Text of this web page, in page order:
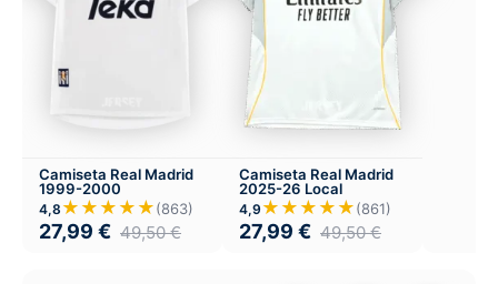
Camiseta Real Madrid
1999-2000
4,8 ★★★★★(863)
27,99 € 49,50€
Camiseta Real Madrid
2025-26 Local
4,9 ★★★★★(861)
27,99 € 49,50€